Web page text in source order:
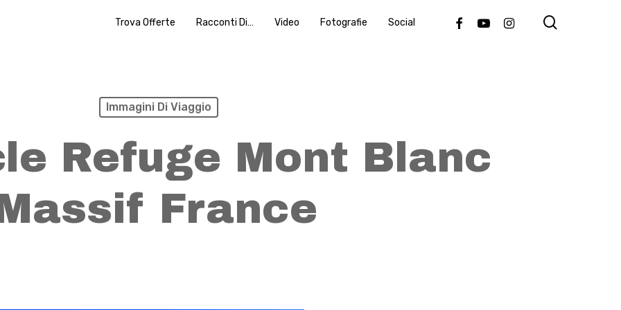
Trova Offerte Racconti Di… Video Fotografie Social FacebookYoutubeInstagram
Immagini Di Viaggio
Refuge Mont Blanc
France